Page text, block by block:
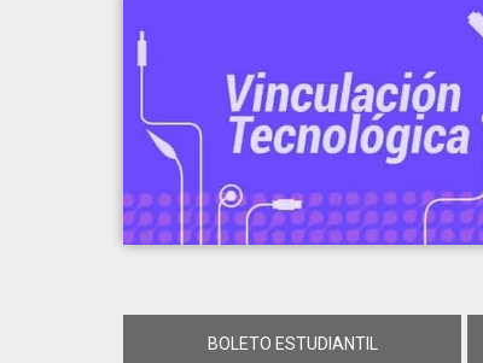
BOLETO ESTUDIANTIL